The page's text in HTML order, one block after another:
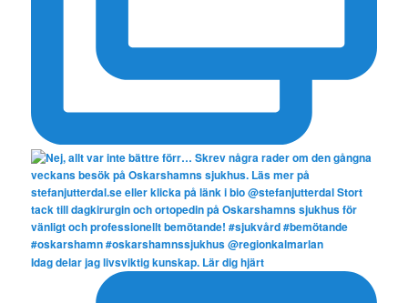
Idag delar jag livsviktig kunskap. Lär dig hjärt